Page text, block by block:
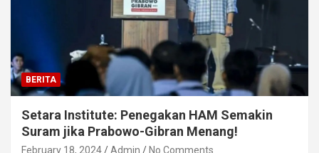
BERITA
Setara Institute: Penegakan HAM Semakin
Suram jika Prabowo-Gibran Menang!
February 18, 2024 Admin No Comments